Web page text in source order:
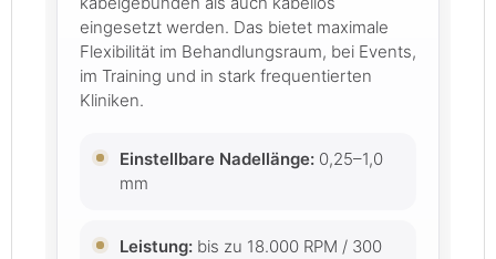
eingesetzt werden. Das bietet maximale
Flexibilität im Behandlungsraum, bei Events,
im Training und in stark frequentierten
Kliniken.
Einstellbare Nadellänge: 0,25–1,0
mm
Leistung: bis zu 18.000 RPM / 300